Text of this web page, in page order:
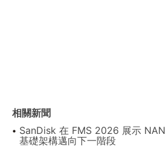
相關新聞
SanDisk 在 FMS 2026 展示
基礎架構邁向下一階段